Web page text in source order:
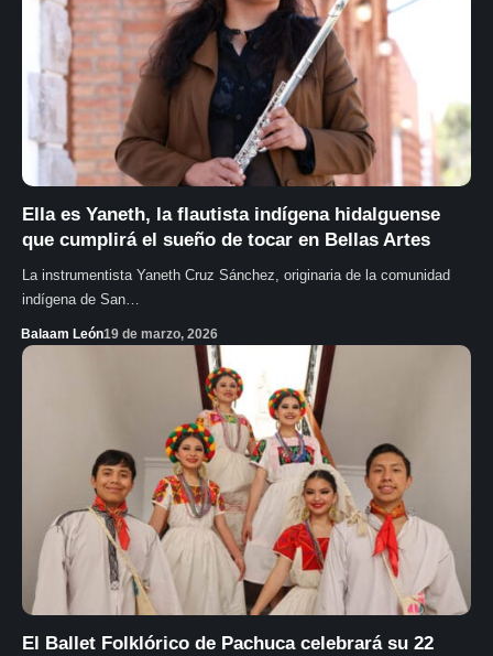
Ella es Yaneth, la flautista indígena hidalguense
que cumplirá el sueño de tocar en Bellas Artes
La instrumentista Yaneth Cruz Sánchez, originaria de la comunidad
indígena de San…
Balaam León19 de marzo, 2026
El Ballet Folklórico de Pachuca celebrará su 22